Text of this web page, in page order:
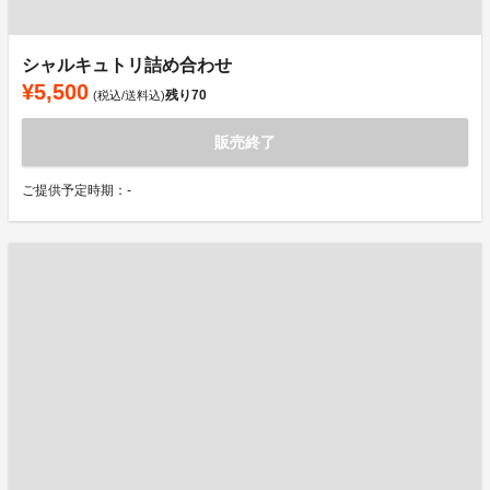
シャルキュトリ詰め合わせ
¥5,500 (税込/送料込)残り70
販売終了
ご提供予定時期：-